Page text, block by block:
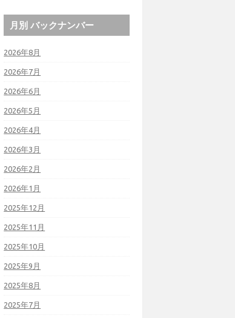
月別 バックナンバー
2026年8月
2026年7月
2026年6月
2026年5月
2026年4月
2026年3月
2026年2月
2026年1月
2025年12月
2025年11月
2025年10月
2025年9月
2025年8月
2025年7月